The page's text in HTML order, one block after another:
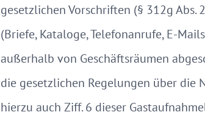
gesetzlichen Vorschriften (§ 312g Abs.
(Briefe, Kataloge, Telefonanrufe, E-
außerhalb von Geschäftsräumen
die gesetzlichen Regelungen über die
hierzu auch Ziff. 6 dieser